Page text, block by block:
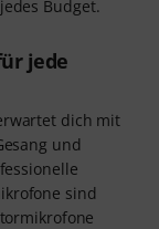
Budget.
jede
dich mit
und
sind